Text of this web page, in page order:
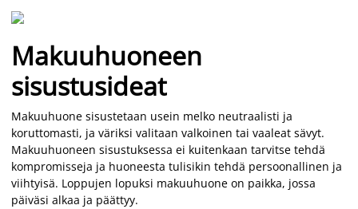
Makuuhuoneen
sisustusideat
Makuuhuone sisustetaan usein melko neutraalisti ja
koruttomasti, ja väriksi valitaan valkoinen tai vaaleat sävyt.
Makuuhuoneen sisustuksessa ei kuitenkaan tarvitse tehdä
kompromisseja ja huoneesta tulisikin tehdä persoonallinen ja
viihtyisä. Loppujen lopuksi makuuhuone on paikka, jossa
päiväsi alkaa ja päättyy.